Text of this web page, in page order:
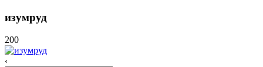
изумруд
200
‹